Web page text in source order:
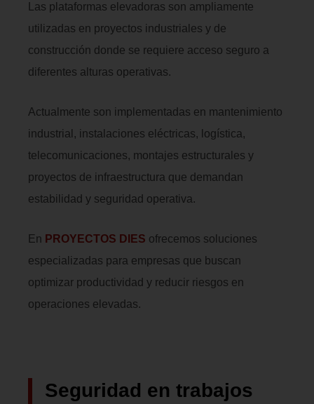
Las plataformas elevadoras son ampliamente
utilizadas en proyectos industriales y de
construcción donde se requiere acceso seguro a
diferentes alturas operativas.
Actualmente son implementadas en mantenimiento
industrial, instalaciones eléctricas, logística,
telecomunicaciones, montajes estructurales y
proyectos de infraestructura que demandan
estabilidad y seguridad operativa.
En PROYECTOS DIES ofrecemos soluciones
especializadas para empresas que buscan
optimizar productividad y reducir riesgos en
operaciones elevadas.
Seguridad en trabajos